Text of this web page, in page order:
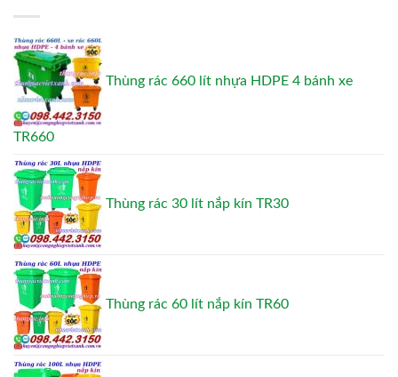
Thùng rác 660 lít nhựa HDPE 4 bánh xe
TR660
Thùng rác 30 lít nắp kín TR30
Thùng rác 60 lít nắp kín TR60